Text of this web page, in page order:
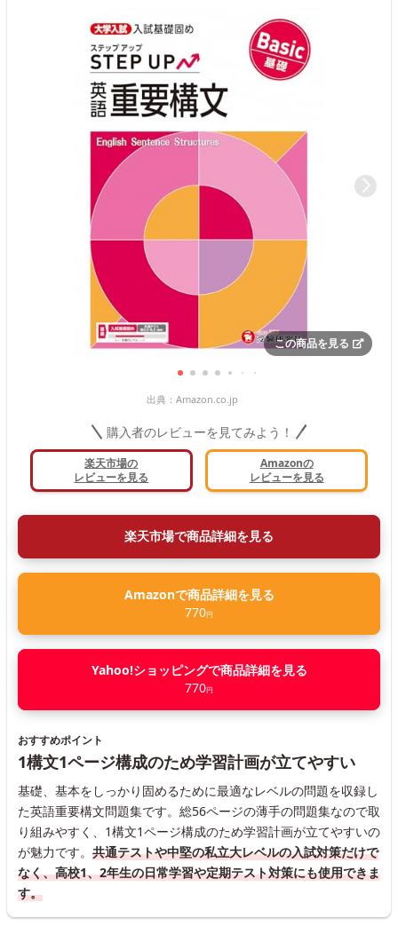
この商品を見る
出典： Amazon.co.jp
購入者のレビューを見てみよう！
楽天市場の
レビューを見る
Amazonの
レビューを見る
楽天市場で商品詳細を見る
Amazonで商品詳細を見る
770円
Yahoo!ショッピングで商品詳細を見る
770円
おすすめポイント
1構文1ページ構成のため学習計画が立てやすい
基礎、基本をしっかり固めるために最適なレベルの問題を収録し
た英語重要構文問題集です。総56ページの薄手の問題集なので取
り組みやすく、1構文1ページ構成のため学習計画が立てやすいの
が魅力です。 共通テストや中堅の私立大レベルの入試対策だけで
なく、高校1、2年生の日常学習や定期テスト対策にも使用できま
す。